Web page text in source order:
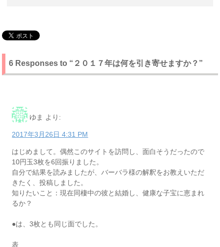
6 Responses to “２０１７年は何を引き寄せますか？”
ゆま より:
2017年3月26日 4:31 PM
はじめまして。偶然このサイトを訪問し、面白そうだったので
10円玉3枚を6回振りました。
自分で結果を読みましたが、バーバラ様の解釈をお教えいただ
きたく、投稿しました。
知りたいこと：現在同棲中の彼と結婚し、健康な子宝に恵まれ
るか？
●は、3枚とも同じ面でした。
表